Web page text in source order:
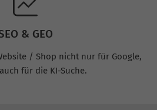
& GEO
/ Shop nicht nur für Google,
für die KI-Suche.